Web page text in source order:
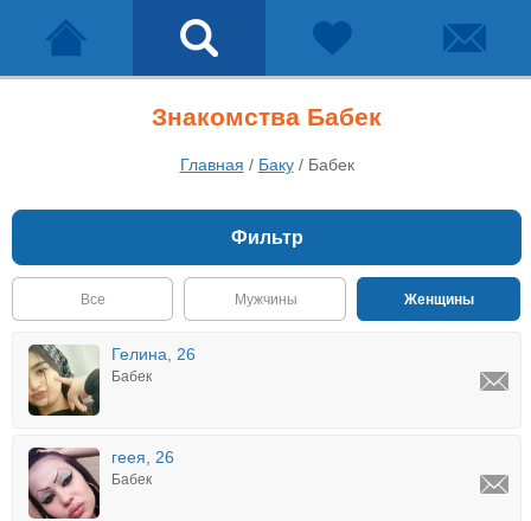
Знакомства Бабек
Главная / Баку/ Бабек
Фильтр
Все Мужчины Женщины
Гелина, 26
Бабек
геея, 26
Бабек